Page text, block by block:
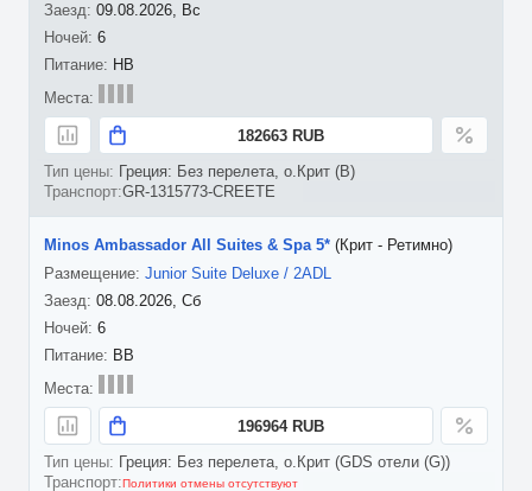
09.08.2026, Вс
6
HB
182663 RUB
Греция: Без перелета, о.Крит (B)
GR-1315773-CREETE
08.08.2026, Сб
6
Minos Ambassador All Suites & Spa 5* (Крит - Ретимно)
Junior Suite Deluxe / 2ADL
BB
196964 RUB
Греция: Без перелета, о.Крит (GDS отели (G))
Политики отмены отсутствуют